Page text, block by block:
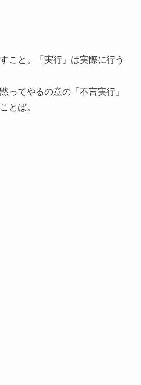
こと。「実行」は実際に行う
ってやるの意の「不言実行」
とば。